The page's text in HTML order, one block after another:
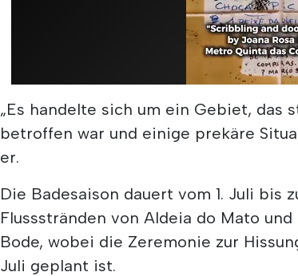
„Es handelte sich um ein Gebiet, das
betroffen war und einige prekäre
er.
Die Badesaison dauert vom 1. Juli bis
Flussstränden von Aldeia do Mato
Bode, wobei die Zeremonie zur
Juli geplant ist.